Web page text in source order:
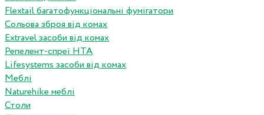
Flextail багатофункціональні фумігатори
Сольова зброя від комах
Extravel засоби від комах
Репелент-спреї HTA
Lifesystems засоби від комах
Меблі
Naturehike меблі
Столи